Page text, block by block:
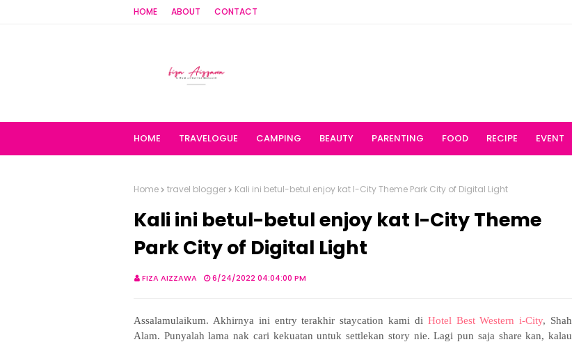
HOME ABOUT CONTACT
HOME TRAVELOGUE CAMPING BEAUTY PARENTING FOOD RECIPE EVENT
Home travel blogger Kali ini betul-betul enjoy kat I-City Theme Park City of Digital Light
Kali ini betul-betul enjoy kat I-City Theme
Park City of Digital Light
FIZA AIZZAWA 6/24/2022 04:04:00 PM
Assalamulaikum. Akhirnya ini entry terakhir staycation kami di Hotel Best Western i-City, Shah
Alam. Punyalah lama nak cari kekuatan untuk settlekan story nie. Lagi pun saja share kan, kalau